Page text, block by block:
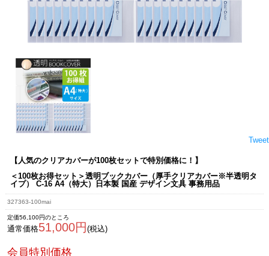
Tweet
【人気のクリアカバーが100枚セットで特別価格に！】
＜100枚お得セット＞透明ブックカバー（厚手クリアカバー※半透明タ
イプ） C-16 A4（特大）日本製 国産 デザイン文具 事務用品
327363-100mai
定価56,100円のところ
通常価格51,000円 (税込)